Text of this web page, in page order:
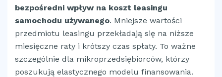
bezpośredni wpływ na koszt leasingu
samochodu używanego. Mniejsze wartości
przedmiotu leasingu przekładają się na niższe
miesięczne raty i krótszy czas spłaty. To ważne
szczególnie dla mikroprzedsiębiorców, którzy
poszukują elastycznego modelu finansowania.